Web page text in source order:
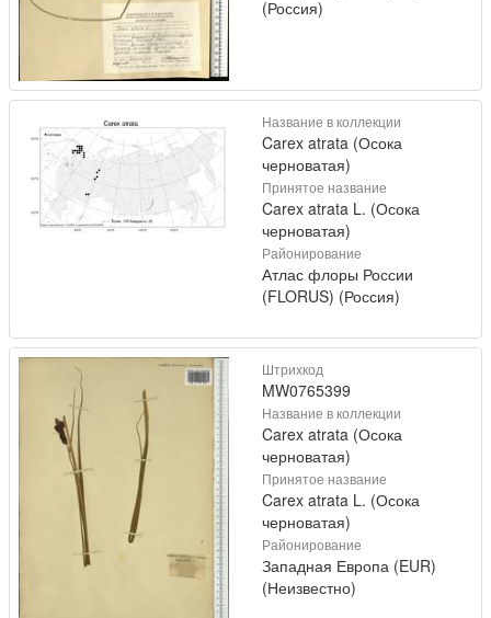
(Россия)
Название в коллекции
Carex atrata (Осока
черноватая)
Принятое название
Carex atrata L. (Осока
черноватая)
Районирование
Атлас флоры России
(FLORUS) (Россия)
Штрихкод
MW0765399
Название в коллекции
Carex atrata (Осока
черноватая)
Принятое название
Carex atrata L. (Осока
черноватая)
Районирование
Западная Европа (EUR)
(Неизвестно)